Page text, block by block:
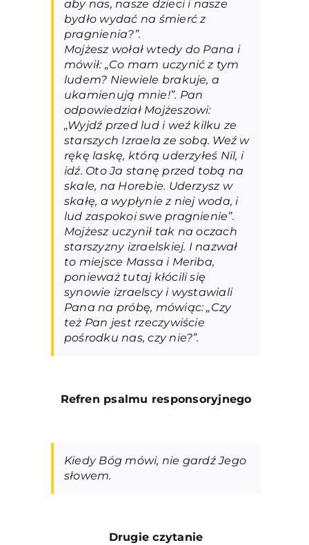
aby nas, nasze dzieci i nasze
bydło wydać na śmierć z
pragnienia?”.
Mojżesz wołał wtedy do Pana i
mówił: „Co mam uczynić z tym
ludem? Niewiele brakuje, a
ukamienują mnie!”. Pan
odpowiedział Mojżeszowi:
„Wyjdź przed lud i weź kilku ze
starszych Izraela ze sobą. Weź w
rękę laskę, którą uderzyłeś Nil, i
idź. Oto Ja stanę przed tobą na
skale, na Horebie. Uderzysz w
skałę, a wypłynie z niej woda, i
lud zaspokoi swe pragnienie”.
Mojżesz uczynił tak na oczach
starszyzny izraelskiej. I nazwał
to miejsce Massa i Meriba,
ponieważ tutaj kłócili się
synowie izraelscy i wystawiali
Pana na próbę, mówiąc: „Czy
też Pan jest rzeczywiście
pośrodku nas, czy nie?”.
Refren psalmu responsoryjnego
Kiedy Bóg mówi, nie gardź Jego
słowem.
Drugie czytanie